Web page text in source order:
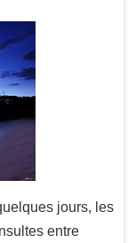
jours, les
entre